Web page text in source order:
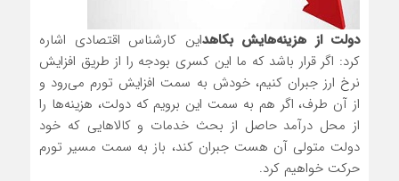
دولت از هزینه‌هایش بکاهداین کارشناس اقتصادی اشاره
کرد: اگر قرار باشد که ما این کسری بودجه را از طریق افزایش
نرخ ارز جبران کنیم، خودش به سمت افزایش تورم می‌رود و
از آن طرف، اگر هم به سمت این برویم که دولت، هزینه‌ها را
از محل درآمد حاصل از بحث خدمات و کالاهایی که خود
دولت متولی آن هست جبران کند، باز به سمت مسیر تورم
حرکت خواهیم کرد.